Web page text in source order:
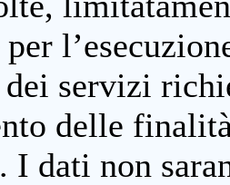
servizi
delle
I dati non